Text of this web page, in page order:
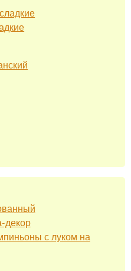
декор
с луком на